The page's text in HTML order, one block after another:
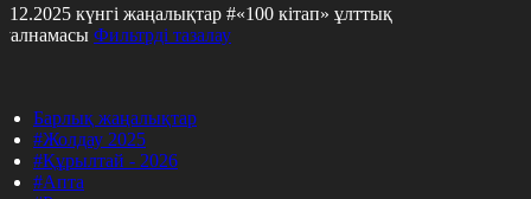
күнгі жаңалықтар #«100 кітап» ұлттық
Фильтрді тазалау
Барлық жаңалықтар
#Жолдау 2025
#Құрылтай - 2026
#Апта